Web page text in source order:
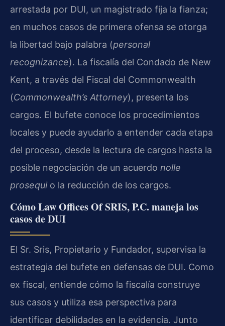
arrestada por DUI, un magistrado fija la fianza;
en muchos casos de primera ofensa se otorga
la libertad bajo palabra (personal
recognizance). La fiscalía del Condado de New
Kent, a través del Fiscal del Commonwealth
(Commonwealth’s Attorney), presenta los
cargos. El bufete conoce los procedimientos
locales y puede ayudarlo a entender cada etapa
del proceso, desde la lectura de cargos hasta la
posible negociación de un acuerdo nolle
prosequio la reducción de los cargos.
Cómo Law Offices Of SRIS, P.C. maneja los
casos de DUI
El Sr. Sris, Propietario y Fundador, supervisa la
estrategia del bufete en defensas de DUI. Como
ex fiscal, entiende cómo la fiscalía construye
sus casos y utiliza esa perspectiva para
identificar debilidades en la evidencia. Junto